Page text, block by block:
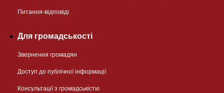
Питання-відповіді
Для громадськості
Звернення громадян
Доступ до публічної інформації
Консультації з громадськістю